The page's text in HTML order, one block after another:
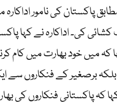
پاکستان کی نامور اداکارہ
کشائی کی۔ اداکارہ نے کہا
کہ میں خود بھارت میں
برصغیر کے فنکاروں سے
کہ پاکستانی فنکاروں